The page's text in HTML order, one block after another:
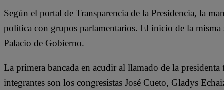
Según el portal de Transparencia de la Presidencia, la
política con grupos parlamentarios. El inicio de la misma
Palacio de Gobierno.
La primera bancada en acudir al llamado de la
integrantes son los congresistas José Cueto, Gladys